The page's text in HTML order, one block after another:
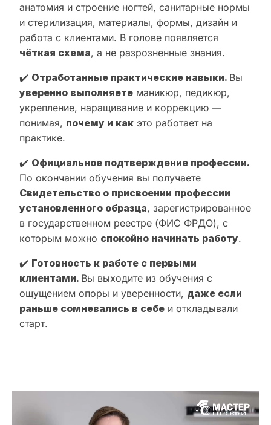
анатомия и строение ногтей, санитарные нормы
и стерилизация, материалы, формы, дизайн и
работа с клиентами. В голове появляется
чёткая схема, а не разрозненные знания.
✔️ Отработанные практические навыки. Вы
уверенно выполняете маникюр, педикюр,
укрепление, наращивание и коррекцию —
понимая, почему и как это работает на
практике.
✔️ Официальное подтверждение профессии.
По окончании обучения вы получаете
Свидетельство о присвоении профессии
установленного образца, зарегистрированное
в государственном реестре (ФИС ФРДО), с
которым можно спокойно начинать работу.
✔️ Готовность к работе с первыми
клиентами. Вы выходите из обучения с
ощущением опоры и уверенности, даже если
раньше сомневались в себе и откладывали
старт.